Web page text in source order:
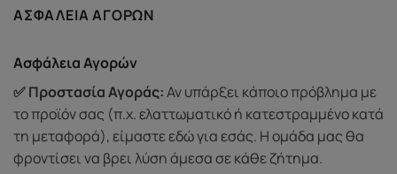
ΑΣΦΆΛΕΙΑ ΑΓΟΡΏΝ
Ασφάλεια Αγορών
✅ Προστασία Αγοράς:Αν υπάρξει κάποιο πρόβλημα με
το προϊόν σας (π.χ. ελαττωματικό ή κατεστραμμένο κατά
τη μεταφορά), είμαστε εδώ για εσάς. Η ομάδα μας θα
φροντίσει να βρει λύση άμεσα σε κάθε ζήτημα.